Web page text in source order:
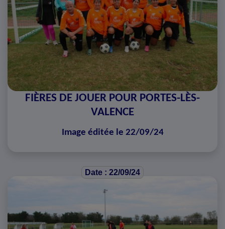
FIÈRES DE JOUER POUR PORTES-LÈS-
VALENCE
Image éditée le 22/09/24
Date : 22/09/24